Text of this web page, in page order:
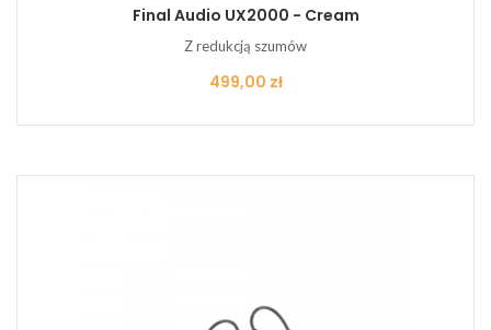
Final Audio UX2000 - Cream
Z redukcją szumów
Cena
499,00 zł